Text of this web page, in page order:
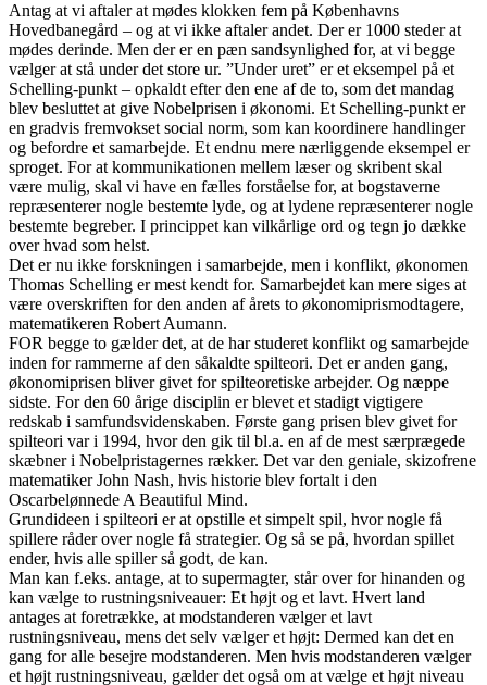
Antag at vi aftaler at mødes klokken fem på Københavns
Hovedbanegård – og at vi ikke aftaler andet. Der er 1000 steder at
mødes derinde. Men der er en pæn sandsynlighed for, at vi begge
vælger at stå under det store ur. ”Under uret” er et eksempel på et
Schelling-punkt – opkaldt efter den ene af de to, som det mandag
blev besluttet at give Nobelprisen i økonomi. Et Schelling-punkt er
en gradvis fremvokset social norm, som kan koordinere handlinger
og befordre et samarbejde. Et endnu mere nærliggende eksempel er
sproget. For at kommunikationen mellem læser og skribent skal
være mulig, skal vi have en fælles forståelse for, at bogstaverne
repræsenterer nogle bestemte lyde, og at lydene repræsenterer nogle
bestemte begreber. I princippet kan vilkårlige ord og tegn jo dække
over hvad som helst.
Det er nu ikke forskningen i samarbejde, men i konflikt, økonomen
Thomas Schelling er mest kendt for. Samarbejdet kan mere siges at
være overskriften for den anden af årets to økonomiprismodtagere,
matematikeren Robert Aumann.
FOR begge to gælder det, at de har studeret konflikt og samarbejde
inden for rammerne af den såkaldte spilteori. Det er anden gang,
økonomiprisen bliver givet for spilteoretiske arbejder. Og næppe
sidste. For den 60 årige disciplin er blevet et stadigt vigtigere
redskab i samfundsvidenskaben. Første gang prisen blev givet for
spilteori var i 1994, hvor den gik til bl.a. en af de mest særprægede
skæbner i Nobelpristagernes rækker. Det var den geniale, skizofrene
matematiker John Nash, hvis historie blev fortalt i den
Oscarbelønnede A Beautiful Mind.
Grundideen i spilteori er at opstille et simpelt spil, hvor nogle få
spillere råder over nogle få strategier. Og så se på, hvordan spillet
ender, hvis alle spiller så godt, de kan.
Man kan f.eks. antage, at to supermagter, står over for hinanden og
kan vælge to rustningsniveauer: Et højt og et lavt. Hvert land
antages at foretrække, at modstanderen vælger et lavt
rustningsniveau, mens det selv vælger et højt: Dermed kan det en
gang for alle besejre modstanderen. Men hvis modstanderen vælger
et højt rustningsniveau, gælder det også om at vælge et højt niveau